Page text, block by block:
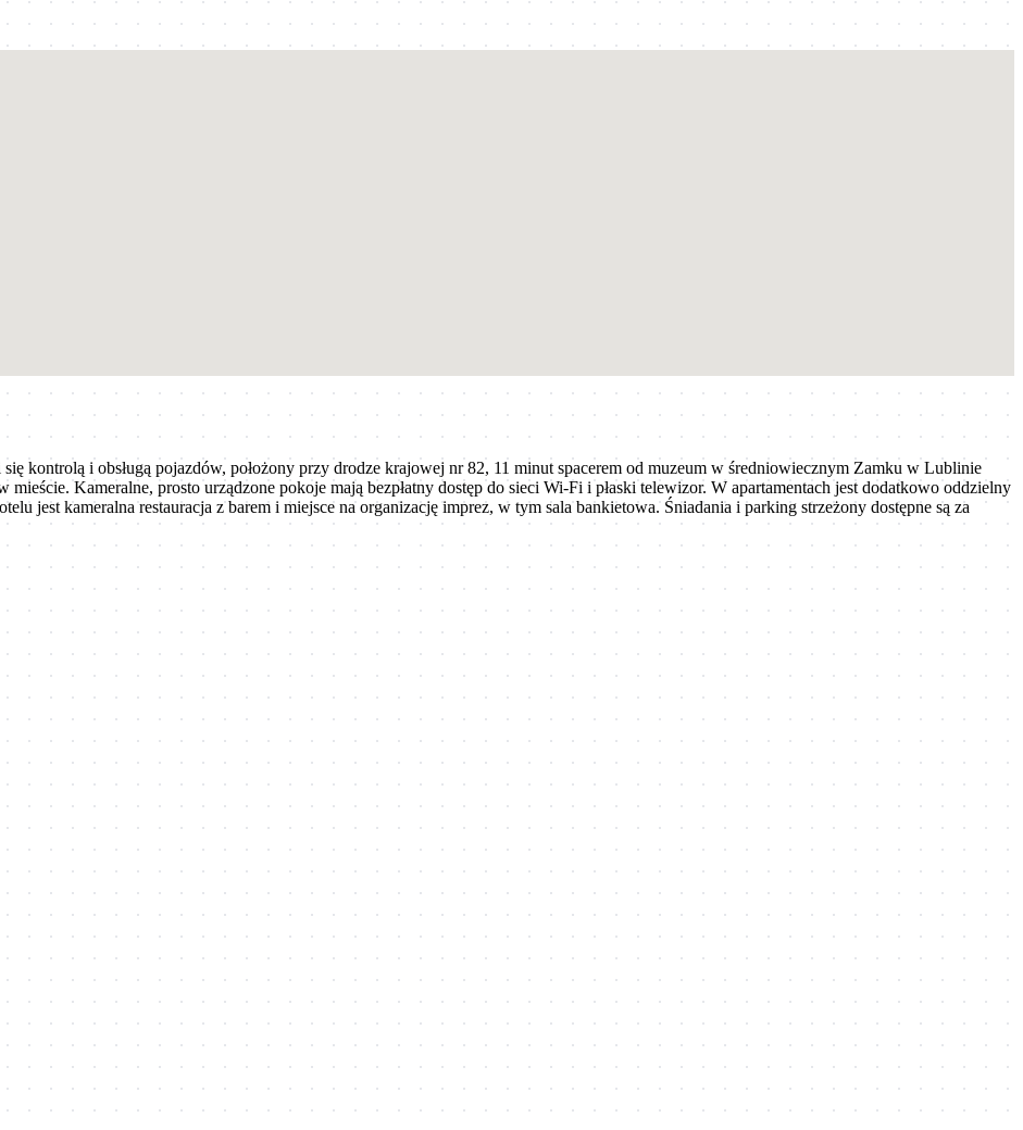
kontrolą i obsługą pojazdów, położony przy drodze krajowej nr 82, 11 minut spacerem od muzeum w średniowiecznym Zamku w Lublinie
Kameralne, prosto urządzone pokoje mają bezpłatny dostęp do sieci Wi-Fi i płaski telewizor. W apartamentach jest dodatkowo oddzielny
jest kameralna restauracja z barem i miejsce na organizację imprez, w tym sala bankietowa. Śniadania i parking strzeżony dostępne są za